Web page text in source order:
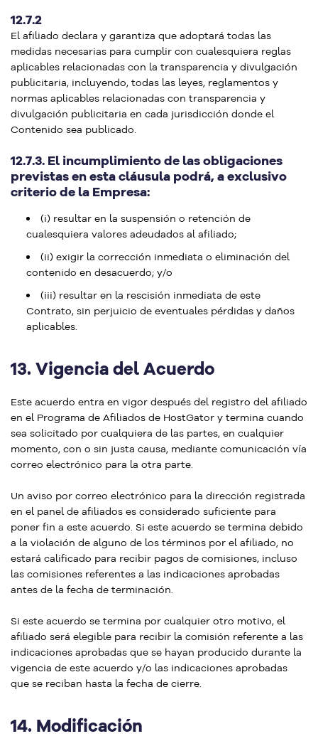
12.7.2
El afiliado declara y garantiza que adoptará todas las
medidas necesarias para cumplir con cualesquiera reglas
aplicables relacionadas con la transparencia y divulgación
publicitaria, incluyendo, todas las leyes, reglamentos y
normas aplicables relacionadas con transparencia y
divulgación publicitaria en cada jurisdicción donde el
Contenido sea publicado.
12.7.3. El incumplimiento de las obligaciones
previstas en esta cláusula podrá, a exclusivo
criterio de la Empresa:
(i) resultar en la suspensión o retención de
cualesquiera valores adeudados al afiliado;
(ii) exigir la corrección inmediata o eliminación del
contenido en desacuerdo; y/o
(iii) resultar en la rescisión inmediata de este
Contrato, sin perjuicio de eventuales pérdidas y daños
aplicables.
13. Vigencia del Acuerdo
Este acuerdo entra en vigor después del registro del afiliado
en el Programa de Afiliados de HostGator y termina cuando
sea solicitado por cualquiera de las partes, en cualquier
momento, con o sin justa causa, mediante comunicación vía
correo electrónico para la otra parte.
Un aviso por correo electrónico para la dirección registrada
en el panel de afiliados es considerado suficiente para
poner fin a este acuerdo. Si este acuerdo se termina debido
a la violación de alguno de los términos por el afiliado, no
estará calificado para recibir pagos de comisiones, incluso
las comisiones referentes a las indicaciones aprobadas
antes de la fecha de terminación.
Si este acuerdo se termina por cualquier otro motivo, el
afiliado será elegible para recibir la comisión referente a las
indicaciones aprobadas que se hayan producido durante la
vigencia de este acuerdo y/o las indicaciones aprobadas
que se reciban hasta la fecha de cierre.
14. Modificación